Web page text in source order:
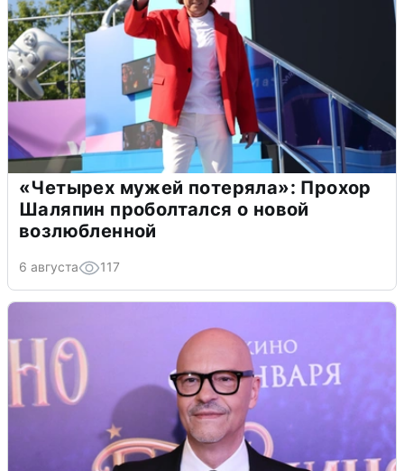
«Четырех мужей потеряла»: Прохор
Шаляпин проболтался о новой
возлюбленной
6 августа 117